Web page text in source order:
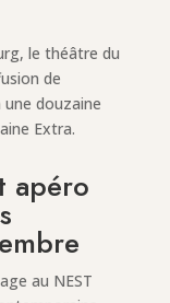
le théâtre du
de
une douzaine
Extra.
apéro
au NEST